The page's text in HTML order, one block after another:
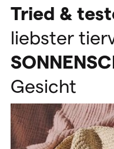
Tried &
liebster
Gesicht